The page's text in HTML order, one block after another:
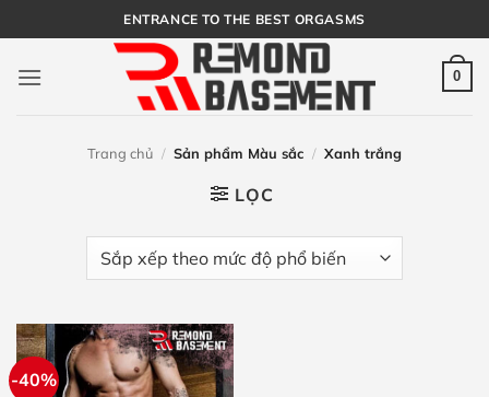
qua
nội
ENTRANCE TO THE BEST ORGASMS
0
Trang chủ / Sản phẩm Màu sắc / Xanh trắng
LỌC
-40%